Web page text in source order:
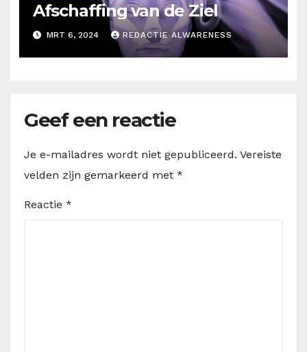
Afschaffing van de Ziel
MRT 6, 2024 REDACTIE ALWARENESS
Geef een reactie
Je e-mailadres wordt niet gepubliceerd. Vereiste
velden zijn gemarkeerd met *
Reactie *